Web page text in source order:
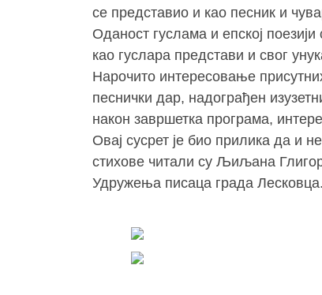
се представио и као песник и
Оданост гуслама и епској
као гуслара представи и свог
Нарочито интересовање
песнички дар, надограђен
након завршетка програма,
Овај сусрет је био прилика да и
стихове читали су Љиљана
Удружења писаца града Лесковца.